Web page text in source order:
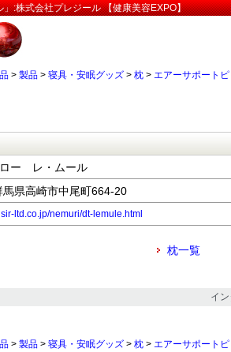
:株式会社プレジール 【健康美容EXPO】
> 製品 > 寝具・安眠グッズ > 枕 > エアーサポート
ー レ・ムール
県高崎市中尾町664-20
ltd.co.jp/nemuri/dt-lemule.html
枕一覧
イ
> 製品 > 寝具・安眠グッズ > 枕 > エアーサポート